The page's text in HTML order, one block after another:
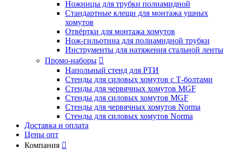
Ножницы для трубки полиамидной
Стандартные клещи для монтажа ушных
хомутов
Отвёртки для монтажа хомутов
Нож-гильотина для полиамидной трубки
Инструменты для натяжения стальной ленты
Промо-наборы 
Напольный стенд для РТИ
Стенды для силовых хомутов с Т-болтами
Стенды для червячных хомутов MGF
Стенды для силовых хомутов MGF
Стенды для червячных хомутов Norma
Стенды для силовых хомутов Norma
Доставка и оплата
Цены опт
Компания 